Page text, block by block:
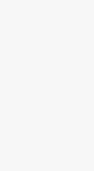
dari outlook tahun ini,
Prianto Budi, selaku
ekonomi, praktisi,
Tax Research
mengungkap detail
menganalisis
Pergeseran
“Sejak disahkannya
(HPP), kita